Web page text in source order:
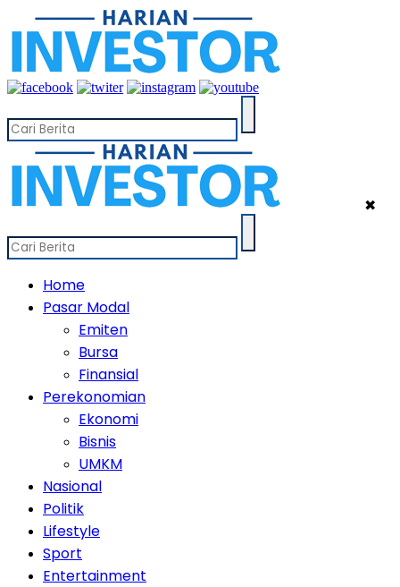
✖
Home
Pasar Modal
Emiten
Bursa
Finansial
Perekonomian
Ekonomi
Bisnis
UMKM
Nasional
Politik
Lifestyle
Sport
Entertainment